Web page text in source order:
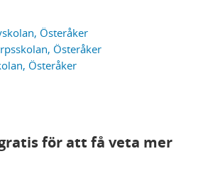
Österåker
Österåker
Österåker
för att få veta mer